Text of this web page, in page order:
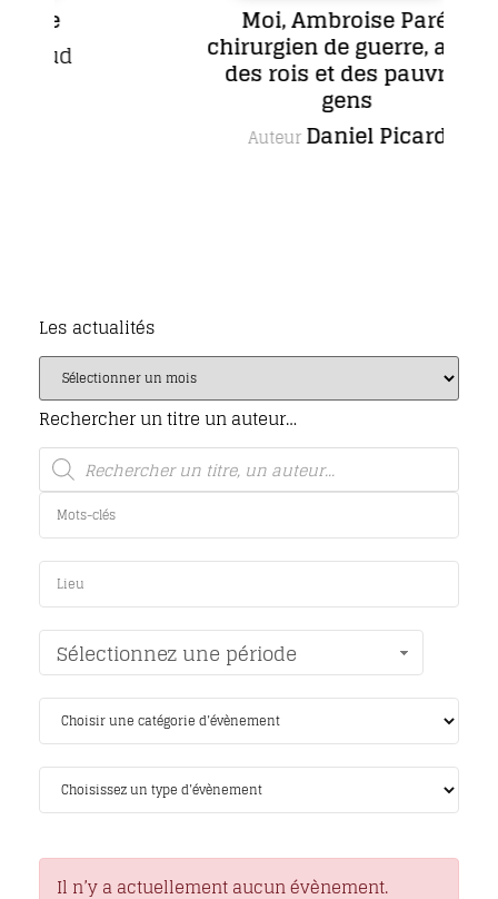
Moi, Ambroise Paré,
chirurgien de guerre, aimé
des rois et des pauvres
gens
AuteurDaniel Picard
Les actualités
Rechercher un titre un auteur…
Sélectionnez une période
Il n’y a actuellement aucun évènement.